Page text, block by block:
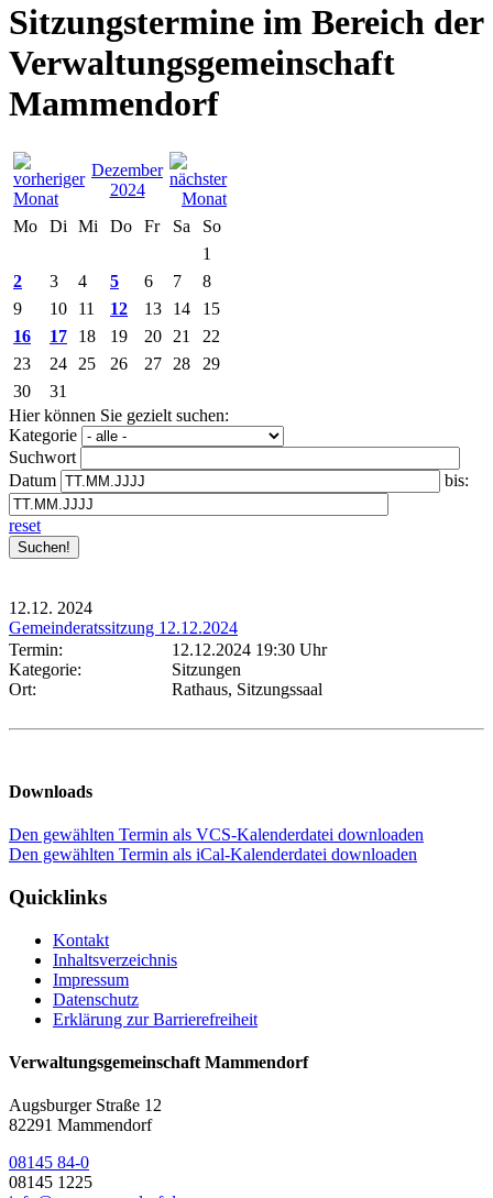
Sitzungstermine im Bereich der
Verwaltungsgemeinschaft
Mammendorf
Dezember
2024
Mo
Di Mi Do Fr Sa
So
1
2
3 4 5 6 7
8
9
10 11 12 13 14
15
16
17 18 19 20 21
22
23
24 25 26 27 28
29
30
31
Hier können Sie gezielt suchen:
Kategorie
Suchwort
Datum
bis:
reset
12.12. 2024
Gemeinderatssitzung 12.12.2024
Termin:
12.12.2024 19:30 Uhr
Kategorie:
Sitzungen
Ort:
Rathaus, Sitzungssaal
Downloads
Den gewählten Termin als VCS-Kalenderdatei downloaden
Den gewählten Termin als iCal-Kalenderdatei downloaden
Quicklinks
Kontakt
Inhaltsverzeichnis
Impressum
Datenschutz
Erklärung zur Barrierefreiheit
Verwaltungsgemeinschaft Mammendorf
Augsburger Straße 12
82291 Mammendorf
08145 84-0
08145 1225